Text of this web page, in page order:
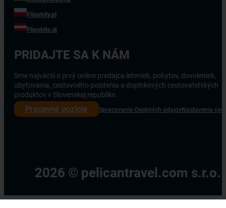
Flipohity.pl
Flipohits.at
PRIDAJTE SA K NÁM
Sme najväčší a prvý online predajca leteniek, pobytov, dovoleniek,
ubytovania, cestovného poistenia a doplnkových cestovateľských
produktov v Slovenskej republike.
Pracovné pozície Spracovanie Osobných údajovNastavenia
2026 © pelicantravel.com s.r.o.